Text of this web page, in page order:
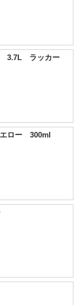
3.7L ラッカー
ロー 300ml